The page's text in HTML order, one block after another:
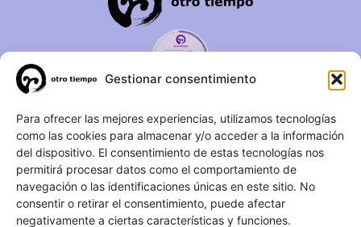
Gestionar consentimiento
Para ofrecer las mejores experiencias, utilizamos tecnologías
como las cookies para almacenar y/o acceder a la información
del dispositivo. El consentimiento de estas tecnologías nos
permitirá procesar datos como el comportamiento de
navegación o las identificaciones únicas en este sitio. No
consentir o retirar el consentimiento, puede afectar
negativamente a ciertas características y funciones.
C/ Duque de Fernán Núñez,
2 – 1ºA 28012 – Madrid
(+34) 623 183 283
info@otrotiempo.org